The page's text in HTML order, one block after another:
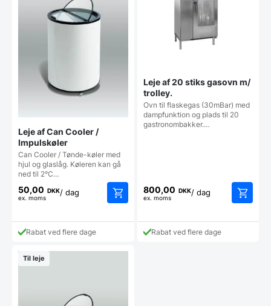
Leje af Can Cooler /
Impulskøler
Can Cooler / Tønde-køler med
hjul og glaslåg. Køleren kan gå
ned til 2°C…
50,00 DKK
ex. moms
/ dag
Rabat ved flere dage
Leje af 20 stiks gasovn m/
trolley.
Ovn til flaskegas (30mBar) med
dampfunktion og plads til 20
gastronombakker.…
800,00 DKK
ex. moms
/ dag
Rabat ved flere dage
Til leje